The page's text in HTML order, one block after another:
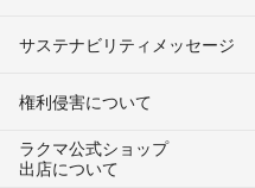
サステナビリティメッセージ
権利侵害について
ラクマ公式ショップ
出店について